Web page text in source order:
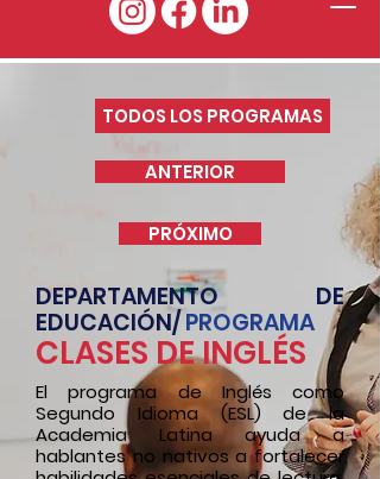
TODOS LOS PROGRAMAS
ANTERIOR
PRÓXIMO
DEPARTAMENTO DE
EDUCACIÓN/PROGRAMA
CLASES DE INGLÉS
El programa de Inglés como
Segundo Idioma (ESL) de la
Academia Latina ayuda a
hablantes no nativos a fortalecer